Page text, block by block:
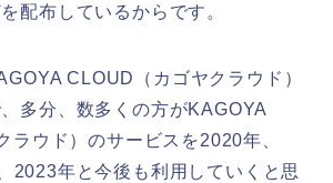
配布しているからです。
CLOUD（カゴヤクラウド）
多分、数多くの方がKAGOYA
ラウド）のサービスを2020年、
2023年と今後も利用していくと思